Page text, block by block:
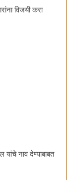
विजयी करा
यांचे नाव देण्याबाबत